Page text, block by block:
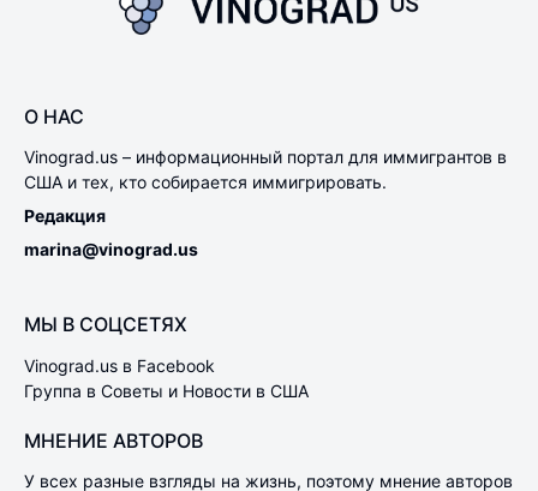
О НАС
Vinograd.us – информационный портал для иммигрантов в
США и тех, кто собирается иммигрировать.
Редакция
marina@vinograd.us
МЫ В СОЦСЕТЯХ
Vinograd.us в Facebook
Группа в Советы и Новости в США
МНЕНИЕ АВТОРОВ
У всех разные взгляды на жизнь, поэтому мнение авторов